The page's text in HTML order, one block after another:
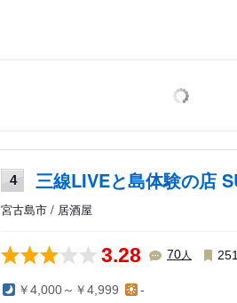
4 三線LIVEと島体験の店
宮古島市 / 居酒屋
3.28 70人
￥4,000～￥4,999 -